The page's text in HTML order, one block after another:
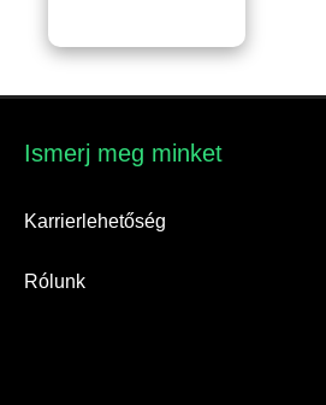
Ismerj meg minket​
Karrierlehetőség
Rólunk